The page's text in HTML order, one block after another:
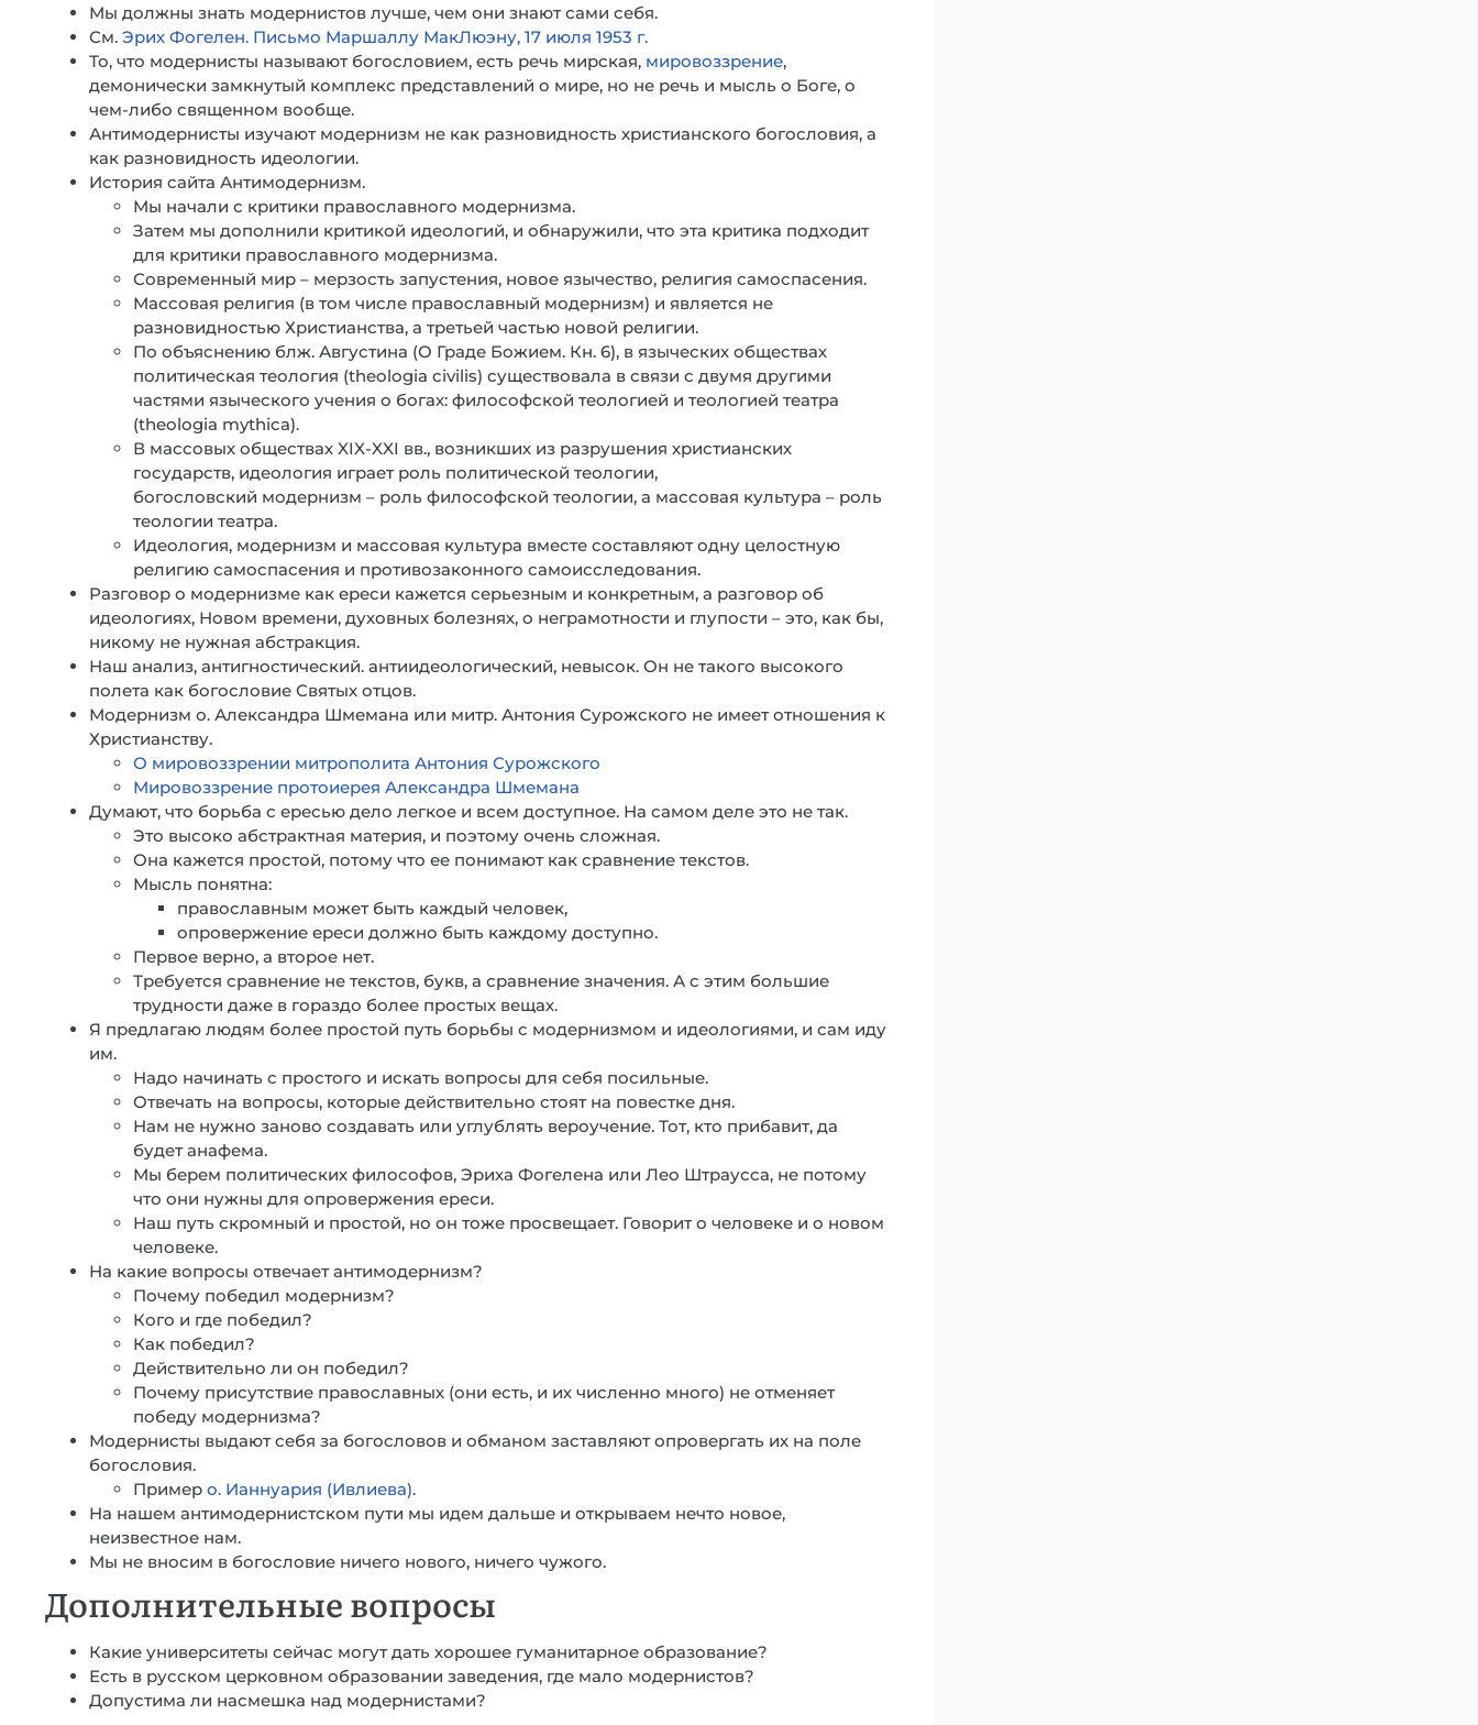
Мы должны знать модернистов лучше, чем они знают сами себя.
См. Эрих Фогелен. Письмо Маршаллу МакЛюэну, 17 июля 1953 г.
То, что модернисты называют богословием, есть речь мирская, мировоззрение,
демонически замкнутый комплекс представлений о мире, но не речь и мысль о Боге, о
чем-либо священном вообще.
Антимодернисты изучают модернизм не как разновидность христианского богословия, а
как разновидность идеологии.
История сайта Антимодернизм.
Мы начали с критики православного модернизма.
Затем мы дополнили критикой идеологий, и обнаружили, что эта критика подходит
для критики православного модернизма.
Современный мир – мерзость запустения, новое язычество, религия самоспасения.
Массовая религия (в том числе православный модернизм) и является не
разновидностью Христианства, а третьей частью новой религии.
По объяснению блж. Августина (О Граде Божием. Кн. 6), в языческих обществах
политическая теология (theologia civilis) существовала в связи с двумя другими
частями языческого учения о богах: философской теологией и теологией театра
(theologia mythica).
В массовых обществах XIX-XXI вв., возникших из разрушения христианских
государств, идеология играет роль политической теологии,
богословский модернизм – роль философской теологии, а массовая культура – роль
теологии театра.
Идеология, модернизм и массовая культура вместе составляют одну целостную
религию самоспасения и противозаконного самоисследования.
Разговор о модернизме как ереси кажется серьезным и конкретным, а разговор об
идеологиях, Новом времени, духовных болезнях, о неграмотности и глупости – это, как бы,
никому не нужная абстракция.
Наш анализ, антигностический. антиидеологический, невысок. Он не такого высокого
полета как богословие Святых отцов.
Модернизм о. Александра Шмемана или митр. Антония Сурожского не имеет отношения к
Христианству.
О мировоззрении митрополита Антония Сурожского
Мировоззрение протоиерея Александра Шмемана
Думают, что борьба с ересью дело легкое и всем доступное. На самом деле это не так.
Это высоко абстрактная материя, и поэтому очень сложная.
Она кажется простой, потому что ее понимают как сравнение текстов.
Мысль понятна:
православным может быть каждый человек,
опровержение ереси должно быть каждому доступно.
Первое верно, а второе нет.
Требуется сравнение не текстов, букв, а сравнение значения. А с этим большие
трудности даже в гораздо более простых вещах.
Я предлагаю людям более простой путь борьбы с модернизмом и идеологиями, и сам иду
им.
Надо начинать с простого и искать вопросы для себя посильные.
Отвечать на вопросы, которые действительно стоят на повестке дня.
Нам не нужно заново создавать или углублять вероучение. Тот, кто прибавит, да
будет анафема.
Мы берем политических философов, Эриха Фогелена или Лео Штраусса, не потому
что они нужны для опровержения ереси.
Наш путь скромный и простой, но он тоже просвещает. Говорит о человеке и о новом
человеке.
На какие вопросы отвечает антимодернизм?
Почему победил модернизм?
Кого и где победил?
Как победил?
Действительно ли он победил?
Почему присутствие православных (они есть, и их численно много) не отменяет
победу модернизма?
Модернисты выдают себя за богословов и обманом заставляют опровергать их на поле
богословия.
Пример о. Ианнуария (Ивлиева).
На нашем антимодернистском пути мы идем дальше и открываем нечто новое,
неизвестное нам.
Мы не вносим в богословие ничего нового, ничего чужого.
Дополнительные вопросы
Какие университеты сейчас могут дать хорошее гуманитарное образование?
Есть в русском церковном образовании заведения, где мало модернистов?
Допустима ли насмешка над модернистами?